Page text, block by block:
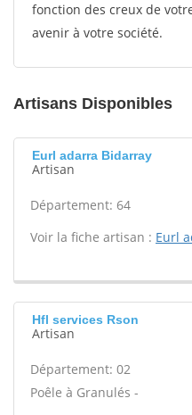
fonction des creux de
avenir à votre société.
Artisans Disponibles
Eurl adarra Bidarray
Artisan
Département: 64
Voir la fiche artisan : Eurl
Hfl services Rson
Artisan
Département: 02
Poêle à Granulés -